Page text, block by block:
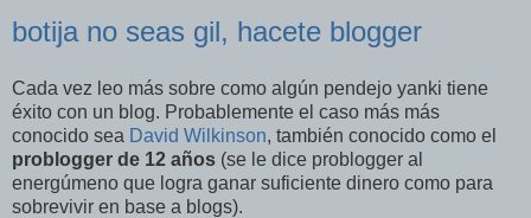
botija no seas gil, hacete blogger
Cada vez leo más sobre como algún pendejo yanki tiene
éxito con un blog. Probablemente el caso más más
conocido sea David Wilkinson, también conocido como el
problogger de 12 años (se le dice problogger al
energúmeno que logra ganar suficiente dinero como para
sobrevivir en base a blogs).